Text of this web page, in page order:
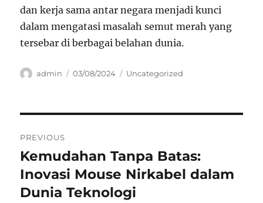
dan kerja sama antar negara menjadi kunci
dalam mengatasi masalah semut merah yang
tersebar di berbagai belahan dunia.
Author
admin
Posted
03/08/2024 Categories
Uncategorized
pos
PREVIOUS
Previous
post:
Kemudahan Tanpa Batas:
Inovasi Mouse Nirkabel dalam
Dunia Teknologi